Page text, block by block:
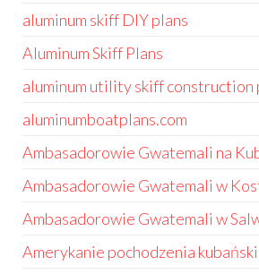
aluminum skiff DIY plans
Aluminum Skiff Plans
aluminum utility skiff construction
aluminumboatplans.com
Ambasadorowie Gwatemali na
Ambasadorowie Gwatemali w
Ambasadorowie Gwatemali w
Amerykanie pochodzenia